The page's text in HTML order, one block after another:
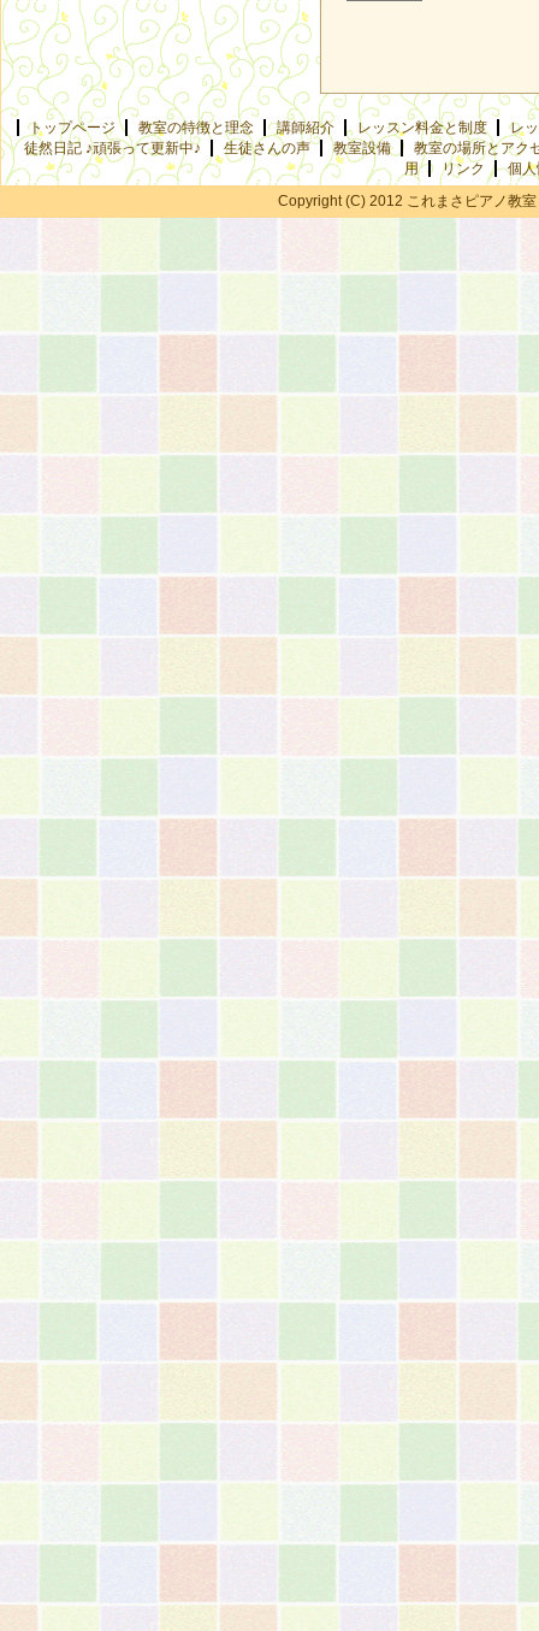
トップページ 教室の特徴と理念 講師紹介 レッスン料金と制度
レ
徒然日記 ♪頑張って更新中♪
生徒さんの声 教室設備
教室の場所とアク
用
リンク
個
Copyright (C) 2012 これまさピアノ教